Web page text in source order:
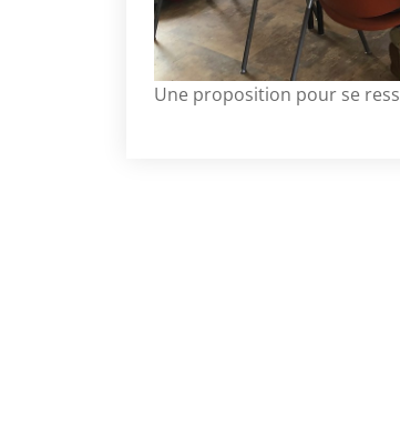
Une proposition pour se